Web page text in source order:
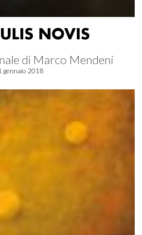
NOVIS
di Marco Mendeni
gennaio 2018